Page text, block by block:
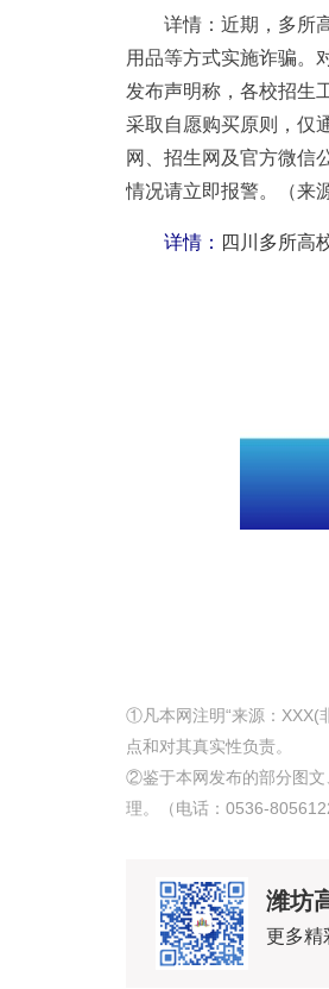
详情： 近期，多所
用品等方式实施诈骗。
发布声明称，各校招生
采取自愿购买原则，仅
网、招生网及官方微信
情况请立即报警。（来
详情： 四川多所高
①凡本网注明“来源：XXX(
点和对其真实性负责。
②鉴于本网发布的部分图文
理。（电话：0536-
潍坊
更多精